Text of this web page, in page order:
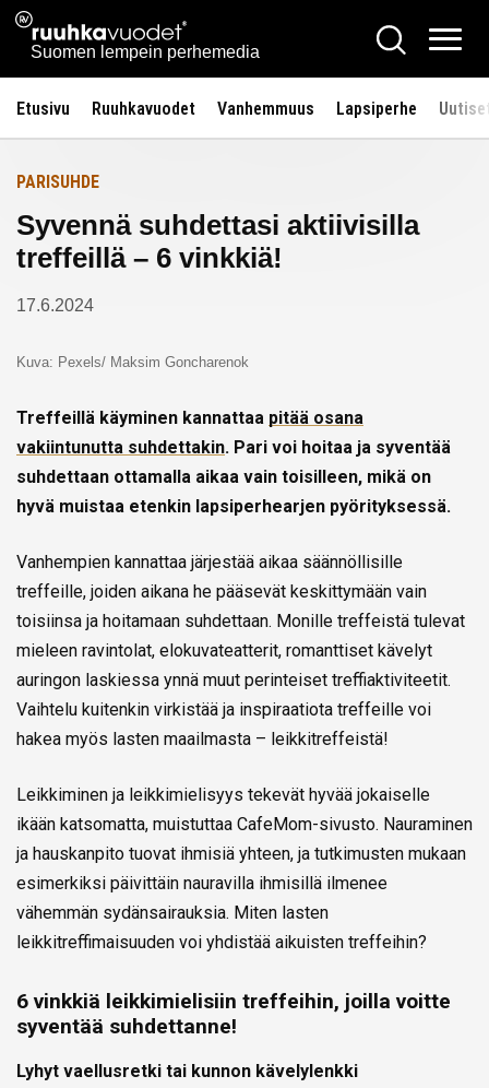
Siirry
sisältöön
Ruuhkavuodet.fi
Suomen lempein perhemedia
Hae
Etusivu Ruuhkavuodet Vanhemmuus Lapsiperhe
Etusivulle
PARISUHDE
Syvennä suhdettasi aktiivisilla
treffeillä – 6 vinkkiä!
17.6.2024
Kuva: Pexels/ Maksim Goncharenok
Treffeillä käyminen kannattaa pitää osana
vakiintunutta suhdettakin. Pari voi hoitaa ja syventää
suhdettaan ottamalla aikaa vain toisilleen, mikä on
hyvä muistaa etenkin lapsiperhearjen pyörityksessä.
Vanhempien kannattaa järjestää aikaa säännöllisille
treffeille, joiden aikana he pääsevät keskittymään vain
toisiinsa ja hoitamaan suhdettaan. Monille treffeistä tulevat
mieleen ravintolat, elokuvateatterit, romanttiset kävelyt
auringon laskiessa ynnä muut perinteiset treffiaktiviteetit.
Vaihtelu kuitenkin virkistää ja inspiraatiota treffeille voi
hakea myös lasten maailmasta – leikkitreffeistä!
Leikkiminen ja leikkimielisyys tekevät hyvää jokaiselle
ikään katsomatta, muistuttaa CafeMom-sivusto. Nauraminen
ja hauskanpito tuovat ihmisiä yhteen, ja tutkimusten mukaan
esimerkiksi päivittäin nauravilla ihmisillä ilmenee
vähemmän sydänsairauksia. Miten lasten
leikkitreffimaisuuden voi yhdistää aikuisten treffeihin?
6 vinkkiä leikkimielisiin treffeihin, joilla voitte
syventää suhdettanne!
Lyhyt vaellusretki tai kunnon kävelylenkki